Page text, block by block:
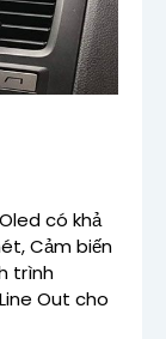
có khả
Cảm biến
trình
Out cho